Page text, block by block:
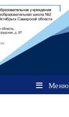
Меню